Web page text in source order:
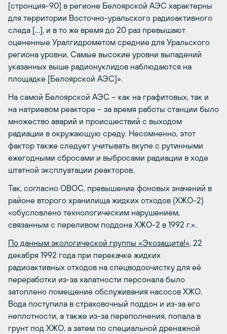
[стронция-90] в регионе Белоярской АЭС характерны
для территории Восточно-уральского радиоактивного
следа […], и в то же время до 20 раз превышают
оцененные Уралгидрометом средние для Уральского
региона уровни. Самые высокие уровни выпадений
указанных выше радионуклидов наблюдаются на
площадке [Белоярской АЭС]».
На самой Белоярской АЭС – как на графитовых, так и
на натриевом реакторе – за время работы станции было
множество аварий и происшествий с выходом
радиации в окружающую среду. Несомненно, этот
фактор также следует учитывать вкупе с рутинными
ежегодными сбросами и выбросами радиации в ходе
штатной эксплуатации реакторов.
Так, согласно ОВОС, превышение фоновых значений в
районе второго хранилища жидких отходов (ХЖО-2)
«обусловлено технологическим нарушением,
связанным с переливом поддона ХЖО-2 в 1992 г.».
По данным экологической группы «Экозащита!», 22
декабря 1992 года при перекачке жидких
радиоактивных отходов на спецводоочистку для её
переработки из-за халатности персонала было
затоплено помещение обслуживания насосов ХЖО.
Вода поступила в страховочный поддон и из-за его
неплотности, а также из-за переполнения, попала в
грунт под ХЖО, а затем по специальной дренажной